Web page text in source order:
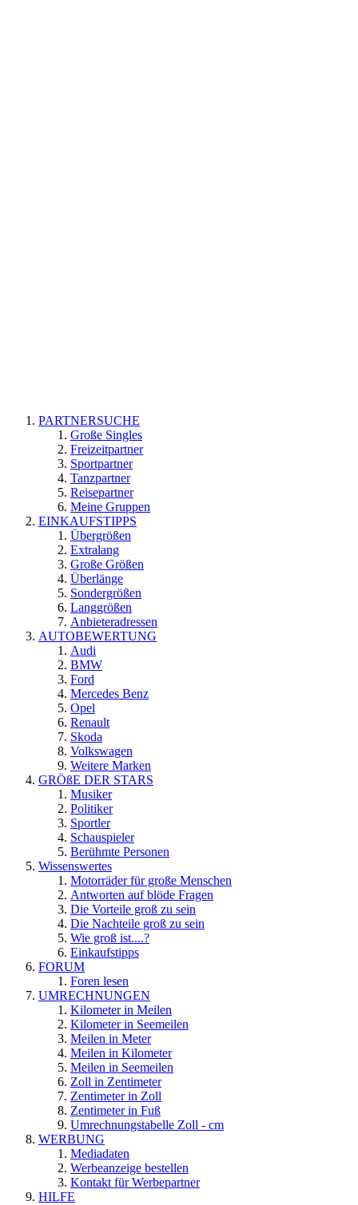
PARTNERSUCHE
Große Singles
Freizeitpartner
Sportpartner
Tanzpartner
Reisepartner
Meine Gruppen
EINKAUFSTIPPS
Übergrößen
Extralang
Große Größen
Überlänge
Sondergrößen
Langgrößen
Anbieteradressen
AUTOBEWERTUNG
Audi
BMW
Ford
Mercedes Benz
Opel
Renault
Skoda
Volkswagen
Weitere Marken
GRÖßE DER STARS
Musiker
Politiker
Sportler
Schauspieler
Berühmte Personen
Wissenswertes
Motorräder für große Menschen
Antworten auf blöde Fragen
Die Vorteile groß zu sein
Die Nachteile groß zu sein
Wie groß ist....?
Einkaufstipps
FORUM
Foren lesen
UMRECHNUNGEN
Kilometer in Meilen
Kilometer in Seemeilen
Meilen in Meter
Meilen in Kilometer
Meilen in Seemeilen
Zoll in Zentimeter
Zentimeter in Zoll
Zentimeter in Fuß
Umrechnungstabelle Zoll - cm
WERBUNG
Mediadaten
Werbeanzeige bestellen
Kontakt für Werbepartner
HILFE